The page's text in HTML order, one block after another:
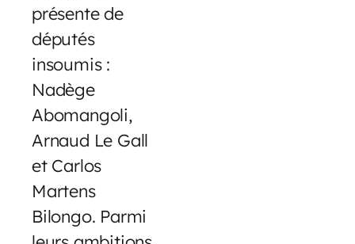
présente de
députés
insoumis :
Nadège
Abomangoli,
Arnaud Le Gall
et Carlos
Martens
Bilongo. Parmi